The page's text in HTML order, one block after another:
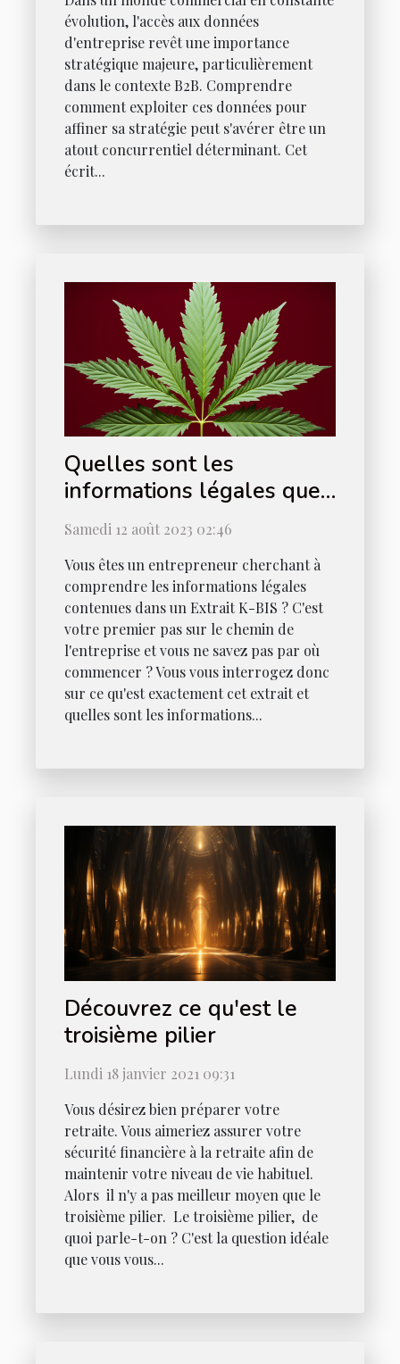
évolution, l'accès aux données
d'entreprise revêt une importance
stratégique majeure, particulièrement
dans le contexte B2B. Comprendre
comment exploiter ces données pour
affiner sa stratégie peut s'avérer être un
atout concurrentiel déterminant. Cet
écrit...
Quelles sont les
informations légales que
l'on peut trouver sur un
Extrait K-BIS?
Samedi 12 août 2023 02:46
Vous êtes un entrepreneur cherchant à
comprendre les informations légales
contenues dans un Extrait K-BIS ? C'est
votre premier pas sur le chemin de
l'entreprise et vous ne savez pas par où
commencer ? Vous vous interrogez donc
sur ce qu'est exactement cet extrait et
quelles sont les informations...
Découvrez ce qu'est le
troisième pilier
Lundi 18 janvier 2021 09:31
Vous désirez bien préparer votre
retraite. Vous aimeriez assurer votre
sécurité financière à la retraite afin de
maintenir votre niveau de vie habituel.
Alors il n'y a pas meilleur moyen que le
troisième pilier. Le troisième pilier, de
quoi parle-t-on ? C'est la question idéale
que vous vous...